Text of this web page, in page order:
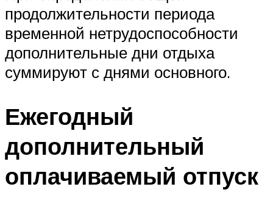
продолжительности периода
временной нетрудоспособности
дополнительные дни отдыха
суммируют с днями основного.
Ежегодный
дополнительный
оплачиваемый отпуск